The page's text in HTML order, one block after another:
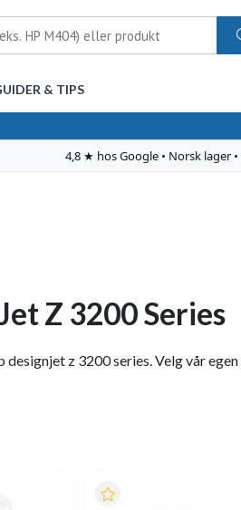
& TIPS
Z 3200 Series
designjet z 3200 series. Velg vår